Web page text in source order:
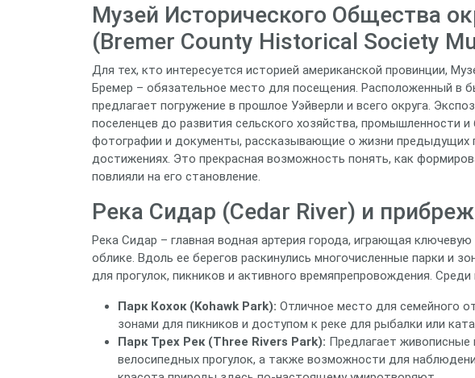
Музей Исторического Общества
(Bremer County Historical Society
Для тех, кто интересуется историей американской провинции,
Бремер – обязательное место для посещения. Расположенный в
предлагает погружение в прошлое Уэйверли и всего округа.
поселенцев до развития сельского хозяйства, промышленности
фотографии и документы, рассказывающие о жизни предыдущих
достижениях. Это прекрасная возможность понять, как
повлияли на его становление.
Река Сидар (Cedar River) и
Река Сидар – главная водная артерия города, играющая
облике. Вдоль ее берегов раскинулись многочисленные парки и
для прогулок, пикников и активного времяпрепровождения.
Парк Кохок (Kohawk Park): Отличное место для семейного
зонами для пикников и доступом к реке для рыбалки или
Парк Трех Рек (Three Rivers Park): Предлагает живописные
велосипедных прогулок, а также возможности для